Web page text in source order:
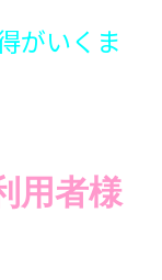
がいくま
用者様